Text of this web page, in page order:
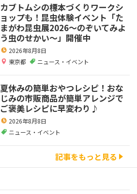
カブトムシの標本づくりワークシ
ョップも！昆虫体験イベント「た
まがわ昆虫展2026～のぞいてみよ
う虫のせかい～」開催中
2026年8月8日
東京都
ニュース・イベント
夏休みの簡単おやつレシピ！おな
じみの市販商品が簡単アレンジで
ご褒美レシピに早変わり♪
2026年8月8日
ニュース・イベント
記事をもっと見る